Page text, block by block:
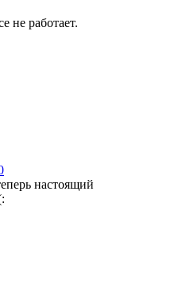
не работает.
настоящий